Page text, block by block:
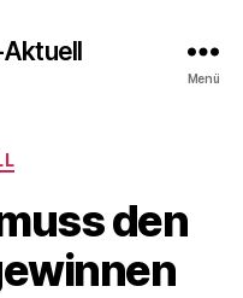
Menü
den